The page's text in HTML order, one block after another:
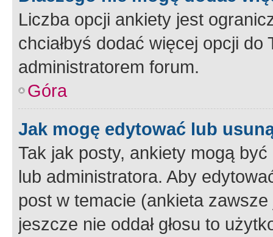
Liczba opcji ankiety jest
chciałbyś dodać więcej opcji
administratorem forum.
Góra
Jak mogę edytować lub
Tak jak posty, ankiety mogą
lub administratora. Aby
post w temacie (ankieta
jeszcze nie oddał głosu to